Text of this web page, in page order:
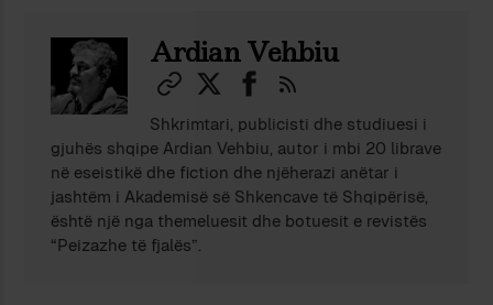
Ardian Vehbiu
Shkrimtari, publicisti dhe studiuesi i
gjuhës shqipe Ardian Vehbiu, autor i mbi 20 librave
në eseistikë dhe fiction dhe njëherazi anëtar i
jashtëm i Akademisë së Shkencave të Shqipërisë,
është një nga themeluesit dhe botuesit e revistës
“Peizazhe të fjalës”.